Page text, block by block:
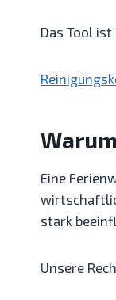
Das Tool
Eine
stark
Unsere